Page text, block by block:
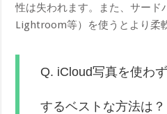
性は失われます。また、サード
Lightroom等）を使うとより柔
Q. iCloud写真を使わ
するベストな方法は？